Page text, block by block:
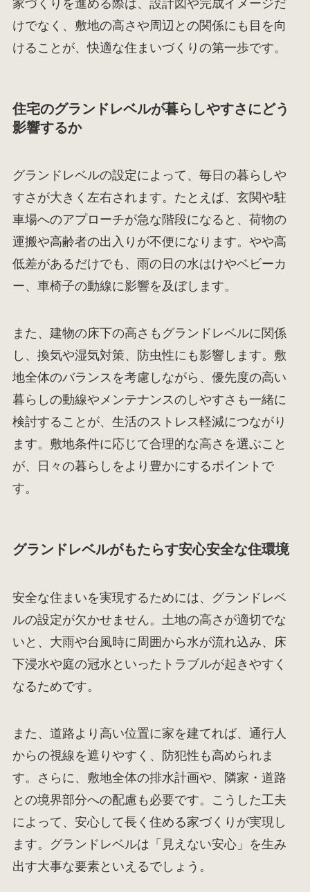
家づくりを進める際は、設計図や完成イメージだ
けでなく、敷地の高さや周辺との関係にも目を向
けることが、快適な住まいづくりの第一歩です。
住宅のグランドレベルが暮らしやすさにどう
影響するか
グランドレベルの設定によって、毎日の暮らしや
すさが大きく左右されます。たとえば、玄関や駐
車場へのアプローチが急な階段になると、荷物の
運搬や高齢者の出入りが不便になります。やや高
低差があるだけでも、雨の日の水はけやベビーカ
ー、車椅子の動線に影響を及ぼします。
また、建物の床下の高さもグランドレベルに関係
し、換気や湿気対策、防虫性にも影響します。敷
地全体のバランスを考慮しながら、優先度の高い
暮らしの動線やメンテナンスのしやすさも一緒に
検討することが、生活のストレス軽減につながり
ます。敷地条件に応じて合理的な高さを選ぶこと
が、日々の暮らしをより豊かにするポイントで
す。
グランドレベルがもたらす安心安全な住環境
安全な住まいを実現するためには、グランドレベ
ルの設定が欠かせません。土地の高さが適切でな
いと、大雨や台風時に周囲から水が流れ込み、床
下浸水や庭の冠水といったトラブルが起きやすく
なるためです。
また、道路より高い位置に家を建てれば、通行人
からの視線を遮りやすく、防犯性も高められま
す。さらに、敷地全体の排水計画や、隣家・道路
との境界部分への配慮も必要です。こうした工夫
によって、安心して長く住める家づくりが実現し
ます。グランドレベルは「見えない安心」を生み
出す大事な要素といえるでしょう。